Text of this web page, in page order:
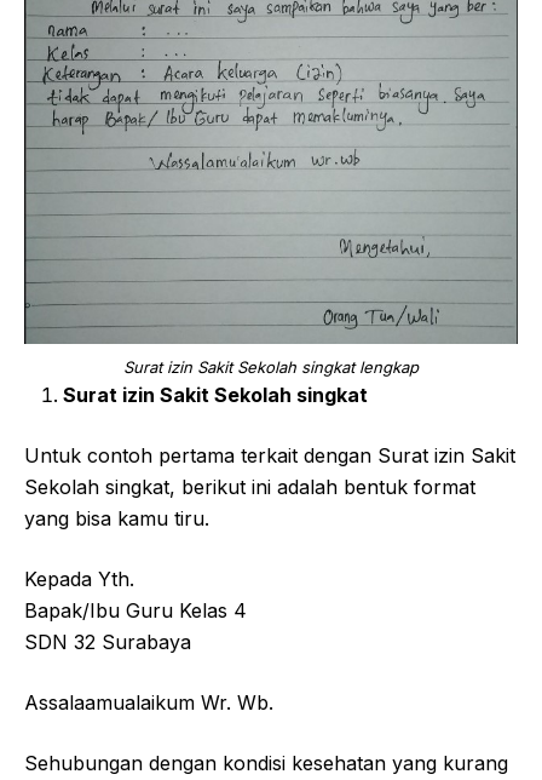
Surat izin Sakit Sekolah singkat lengkap
Surat izin Sakit Sekolah singkat
Untuk contoh pertama terkait dengan Surat izin Sakit
Sekolah singkat, berikut ini adalah bentuk format
yang bisa kamu tiru.
Kepada Yth.
Bapak/Ibu Guru Kelas 4
SDN 32 Surabaya
Assalaamualaikum Wr. Wb.
Sehubungan dengan kondisi kesehatan yang kurang